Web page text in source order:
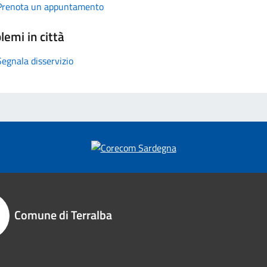
un appuntamento
in città
disservizio
Comune di Terralba